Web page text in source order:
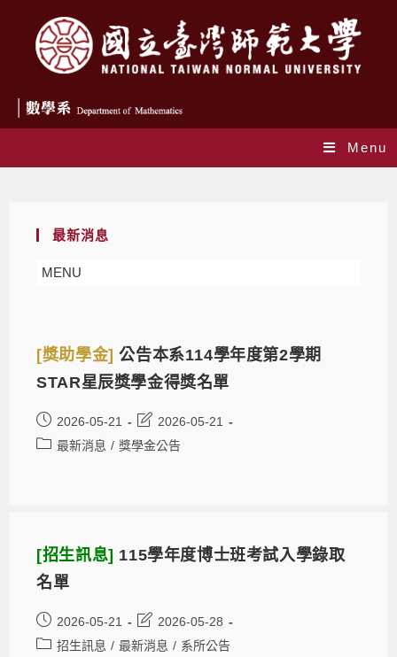
Menu
最新消息
MENU
[獎助學金]公告本系114學年度第2學期
STAR星辰獎學金得獎名單
2026-05-21
2026-05-21
最新消息 / 獎學金公告
[招生訊息] 115學年度博士班考試入學錄取
名單
2026-05-21
2026-05-28
招生訊息 / 最新消息 / 系所公告